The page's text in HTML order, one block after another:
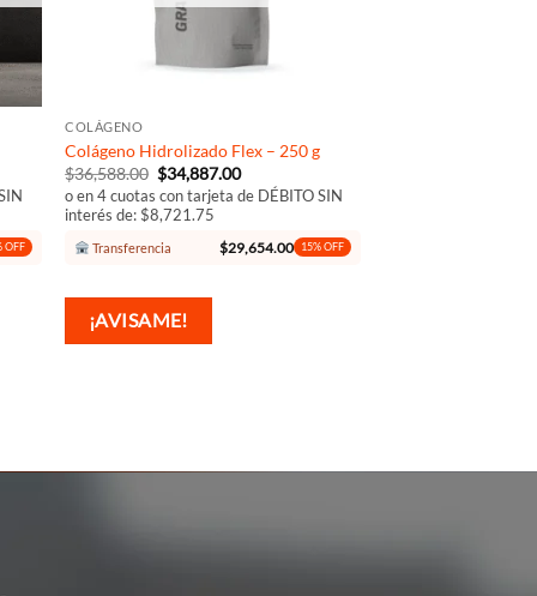
OFF
COLÁGENO
Colágeno Hidrolizado Flex – 250 g
$36,588.00 El
precio
original
era:
$36,588.00.
$34,887.00El
precio
actual
$34,887.00.
o en 4 cuotas con tarjeta de DÉBITO SIN
interés de: $8,721.75
Transferencia $29,654.00 15% OFF
¡AVISAME!